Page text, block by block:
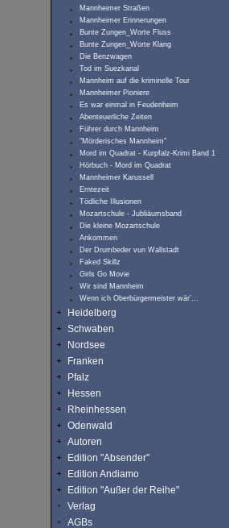
Mannheimer Straßen
Mannheimer Erinnerungen
Bunte Zungen_Worte Fluss
Bunte Zungen_Worte Klang
Die Benzwagen
Tod im Suezkanal
Mannheim auf die kriminelle Tour
Mannheimer Pioniere
Es war einmal in Feudenheim
Abenteuerliche Zeiten
Führer durch Mannheim
"Mörderisches Mannheim"
Mord im Quadrat - Kurpfalz-Krimi Band 1
Hörbuch - Mord im Quadrat
Mannheimer Karussell
Erntezeit
Tödliche Illusionen
Mozartschule - Jubliäumsband
Die kleine Mozartschule
Ankommen
Der Drumbeder vun Wallstadt
Faked Skillz
Girls Go Movie
Wir sind Mannheim
Wenn ich Oberbürgermeister wär’…
Heidelberg
Schwaben
Nordsee
Franken
Pfalz
Hessen
Rheinhessen
Odenwald
Autoren
Edition "Absender"
Edition Andiamo
Edition "Außer der Reihe"
Verlag
AGBs